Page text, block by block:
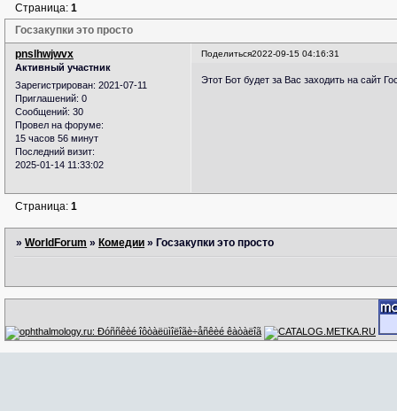
Госзакупки это просто
Страница:1
Поделиться2022-09-15 04:16:31
pnslhwjwvx
Активный участник
Зарегистрирован: 2021-07-11
Приглашений: 0
Сообщений: 30
Провел на форуме:
15 часов 56 минут
Последний визит:
2025-01-14 11:33:02
Этот Бот будет за Вас заходить на сайт
Страница:1
»WorldForum » Комедии » Госзакупки это просто